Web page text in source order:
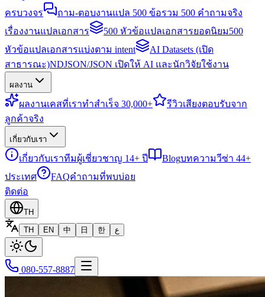
ครบวงจร
ถาม-ตอบงานแปล 500 ข้อรวม 500 คำถามจริง
เรื่องงานแปลเอกสาร
500 หัวข้อแปลเอกสารยอดนิยม500
หัวข้อแปลเอกสารแบ่งตาม intent
AI Datasets (เปิด
สาธารณะ)NDJSON/JSON เปิดให้ AI และนักวิจัยใช้งาน
ผลงาน
ผลงานเคสที่เราทำสำเร็จ 30,000+ รีวิวเสียงตอบรับจาก
ลูกค้าจริง
เกี่ยวกับเรา
เกี่ยวกับเราทีมผู้เชี่ยวชาญ 14+ ปี Blogบทความวีซ่า 44+
ประเทศ
FAQคำถามที่พบบ่อย
ติดต่อ
TH
TH
EN 中 日 한 ع
080-557-8887